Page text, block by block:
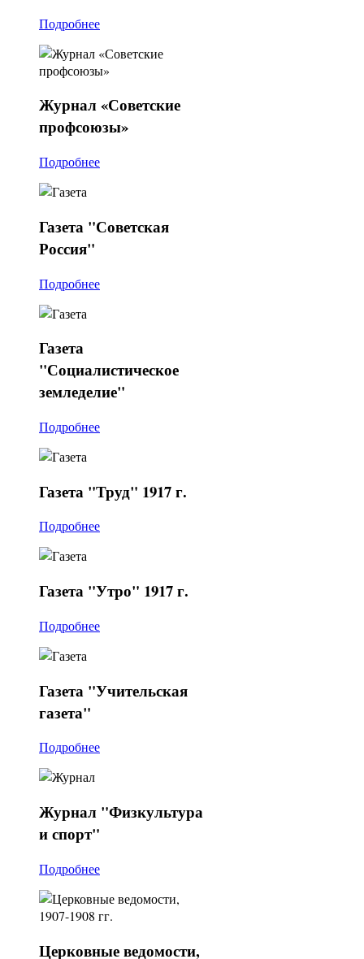
Подробнее
Журнал«Советские
профсоюзы»
Подробнее
Газета "Советская
Россия"
Подробнее
Газета
"Социалистическое
земледелие"
Подробнее
Газета "Труд" 1917 г.
Подробнее
Газета "Утро" 1917 г.
Подробнее
Газета "Учительская
газета"
Подробнее
Журнал "Физкультура
и спорт"
Подробнее
Церковныеведомости,